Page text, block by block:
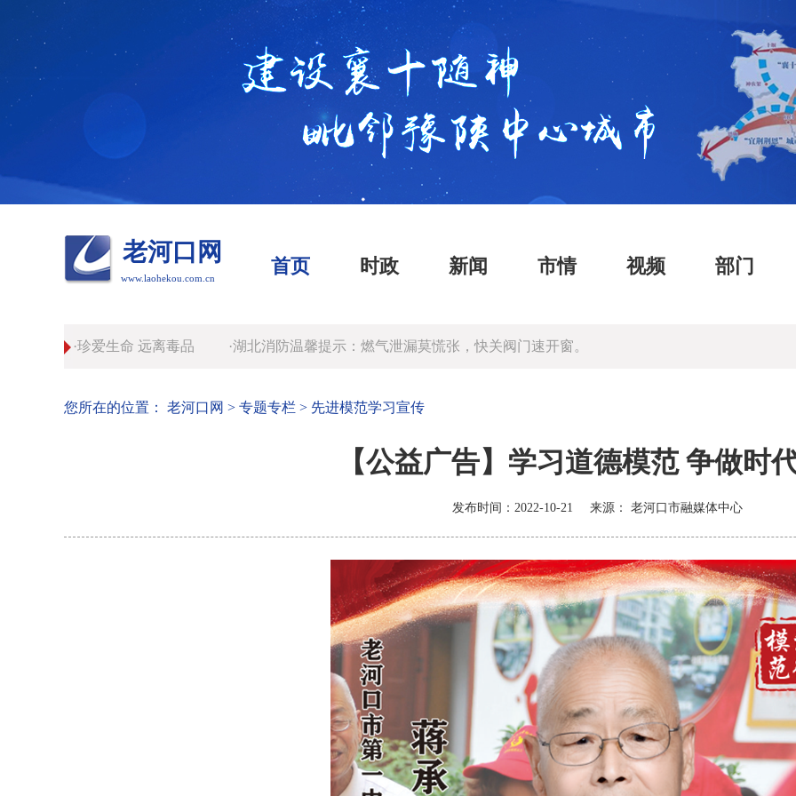
老河口网
www.laohekou.com.cn
首页 时政 新闻 市情 视频 部门
·珍爱生命 远离毒品 ·湖北消防温馨提示：燃气泄漏莫慌张，快关阀门速开窗。
您所在的位置： 老河口网 > 专题专栏 > 先进模范学习宣传
【公益广告】学习道德模范 争做时
发布时间：2022-10-21 来源： 老河口市融媒体中心